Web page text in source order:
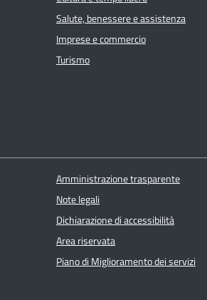
Salute, benessere e assistenza
Imprese e commercio
Turismo
Amministrazione trasparente
Note legali
Dichiarazione di accessibilità
Area riservata
Piano di Miglioramento dei servizi